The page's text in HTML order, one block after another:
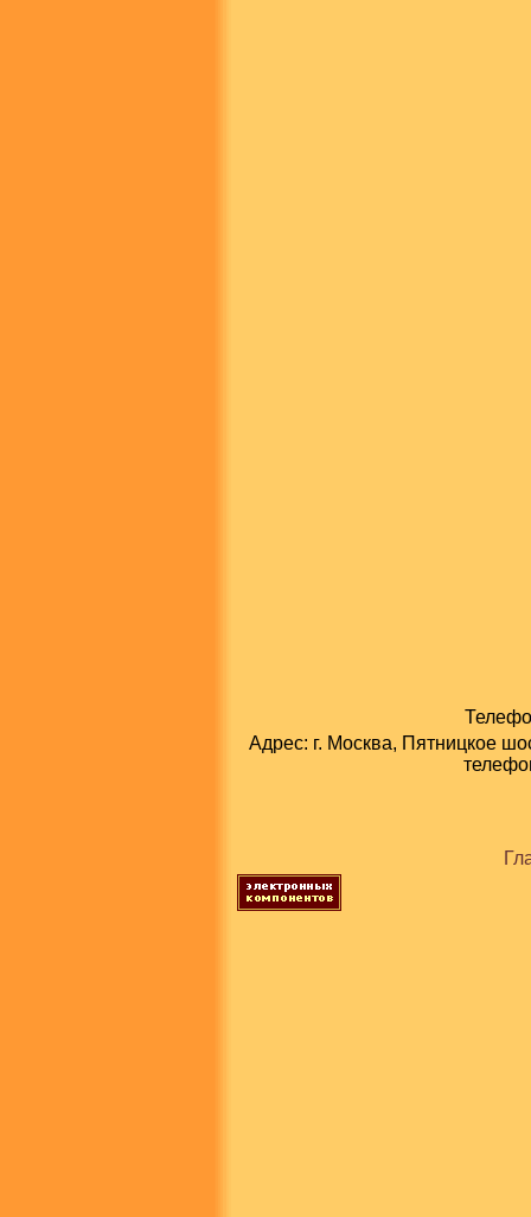
Адрес: г. Москва, Пятницкое